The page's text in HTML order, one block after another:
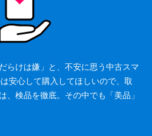
らけは嫌」と、不安に思う中古スマ
安心して購入してほしいので、取
、検品を徹底。その中でも「美品」